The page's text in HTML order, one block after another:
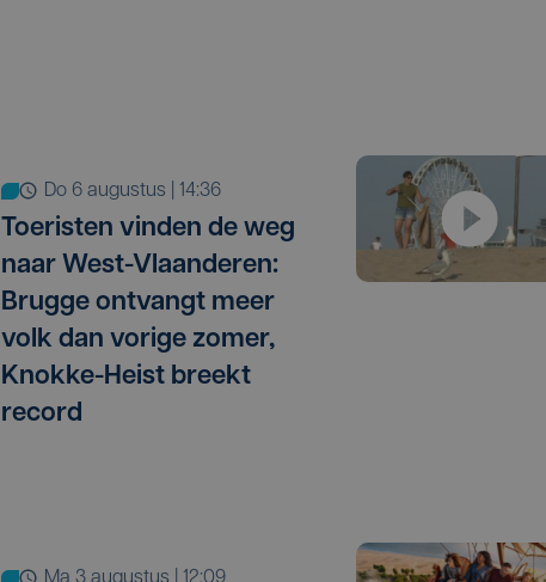
do 6 augustus | 14:36
Toeristen vinden de weg
naar West-Vlaanderen:
Brugge ontvangt meer
volk dan vorige zomer,
Knokke-Heist breekt
record
ma 3 augustus | 12:09